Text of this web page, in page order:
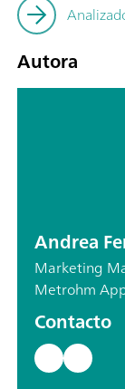
Autora
Andrea
Marketing
Metrohm
Contacto